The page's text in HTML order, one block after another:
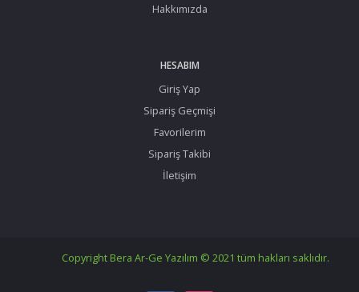
Hakkımızda
HESABIM
Giriş Yap
Sipariş Geçmişi
Favorilerim
Sipariş Takibi
İletişim
Copyright Bera Ar-Ge Yazılım © 2021 tüm hakları saklıdır.